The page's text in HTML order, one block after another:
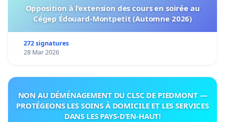
Opposition à l’extension des cours en soirée au
Cégep Édouard-Montpetit (Automne 2026)
272 signatures
28 Mar 2026
NON AU DÉMÉNAGEMENT DU CLSC DE PIEDMONT —
PROTÉGEONS LES SOINS À DOMICILE ET LES SERVICES
DANS LES PAYS-D’EN-HAUT!